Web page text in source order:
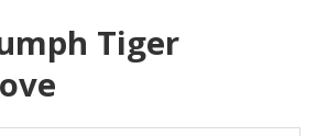
Tiger